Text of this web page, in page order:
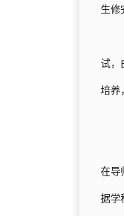
生修
试，
培养
在导
据学